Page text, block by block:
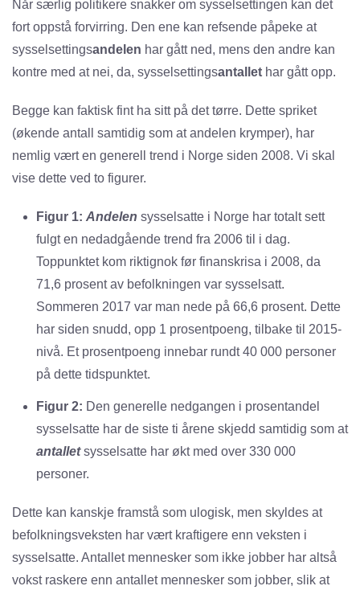
Når særlig politikere snakker om sysselsettingen kan det
fort oppstå forvirring. Den ene kan refsende påpeke at
sysselsettingsandelen har gått ned, mens den andre kan
kontre med at nei, da, sysselsettingsantallet har gått opp.
Begge kan faktisk fint ha sitt på det tørre. Dette spriket
(økende antall samtidig som at andelen krymper), har
nemlig vært en generell trend i Norge siden 2008. Vi skal
vise dette ved to figurer.
Figur 1: Andelen sysselsatte i Norge har totalt sett
fulgt en nedadgående trend fra 2006 til i dag.
Toppunktet kom riktignok før finanskrisa i 2008, da
71,6 prosent av befolkningen var sysselsatt.
Sommeren 2017 var man nede på 66,6 prosent. Dette
har siden snudd, opp 1 prosentpoeng, tilbake til 2015-
nivå. Et prosentpoeng innebar rundt 40 000 personer
på dette tidspunktet.
Figur 2: Den generelle nedgangen i prosentandel
sysselsatte har de siste ti årene skjedd samtidig som at
antalletsysselsatte har økt med over 330 000
personer.
Dette kan kanskje framstå som ulogisk, men skyldes at
befolkningsveksten har vært kraftigere enn veksten i
sysselsatte. Antallet mennesker som ikke jobber har altså
vokst raskere enn antallet mennesker som jobber, slik at